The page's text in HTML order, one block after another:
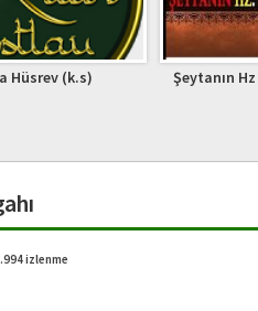
Hz Musa’ya Nasihatı
izlenme